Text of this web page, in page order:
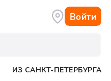
Войти
ИЗ САНКТ-ПЕТЕРБУРГА